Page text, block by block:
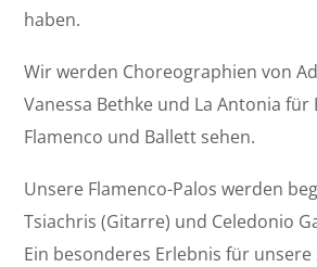
haben.
Wir werden Choreographien von
Vanessa Bethke und La Antonia für
Flamenco und Ballett sehen.
Unsere Flamenco-Palos werden
Tsiachris (Gitarre) und Celedonio
Ein besonderes Erlebnis für